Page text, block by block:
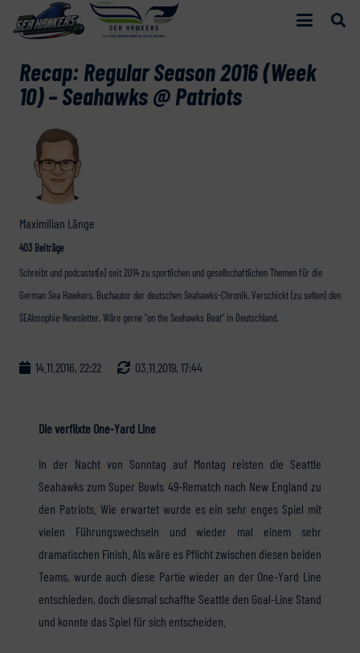
Maximilian Länge
403 Beiträge
Schreibt und podcastet(e) seit 2014 zu sportlichen und gesellschaftlichen Themen für die
German Sea Hawkers. Buchautor der deutschen Seahawks-Chronik. Verschickt (zu selten) den
SEAlosophie-Newsletter. Wäre gerne "on the Seahawks Beat" in Deutschland.
Recap: Regular Season 2016 (Week
10) – Seahawks @ Patriots
14.11.2016, 22:22 03.11.2019, 17:44
Die verflixte One-Yard Line
In der Nacht von Sonntag auf Montag reisten die Seattle
Seahawks zum Super Bowls 49-Rematch nach New England zu
den Patriots. Wie erwartet wurde es ein sehr enges Spiel mit
vielen Führungswechseln und wieder mal einem sehr
dramatischen Finish. Als wäre es Pflicht zwischen diesen beiden
Teams, wurde auch diese Partie wieder an der One-Yard Line
entschieden, doch diesmal schaffte Seattle den Goal-Line Stand
und konnte das Spiel für sich entscheiden.